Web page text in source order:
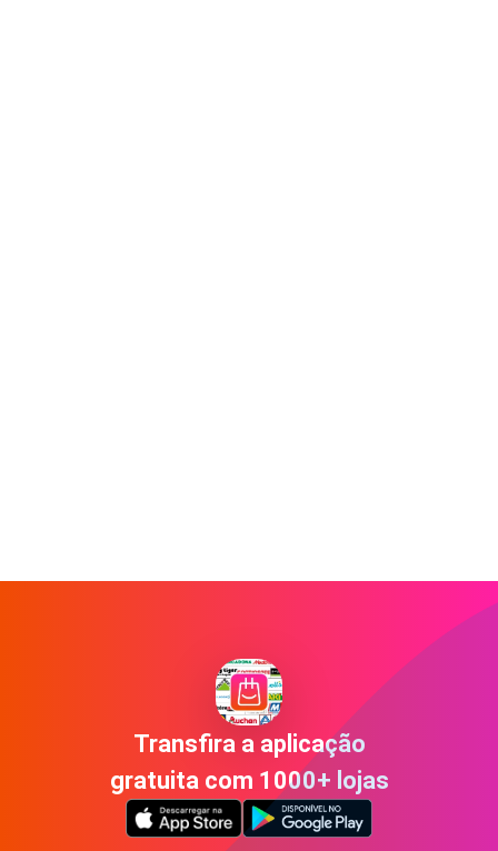
Transfira a aplicação
gratuita com 1000+ lojas